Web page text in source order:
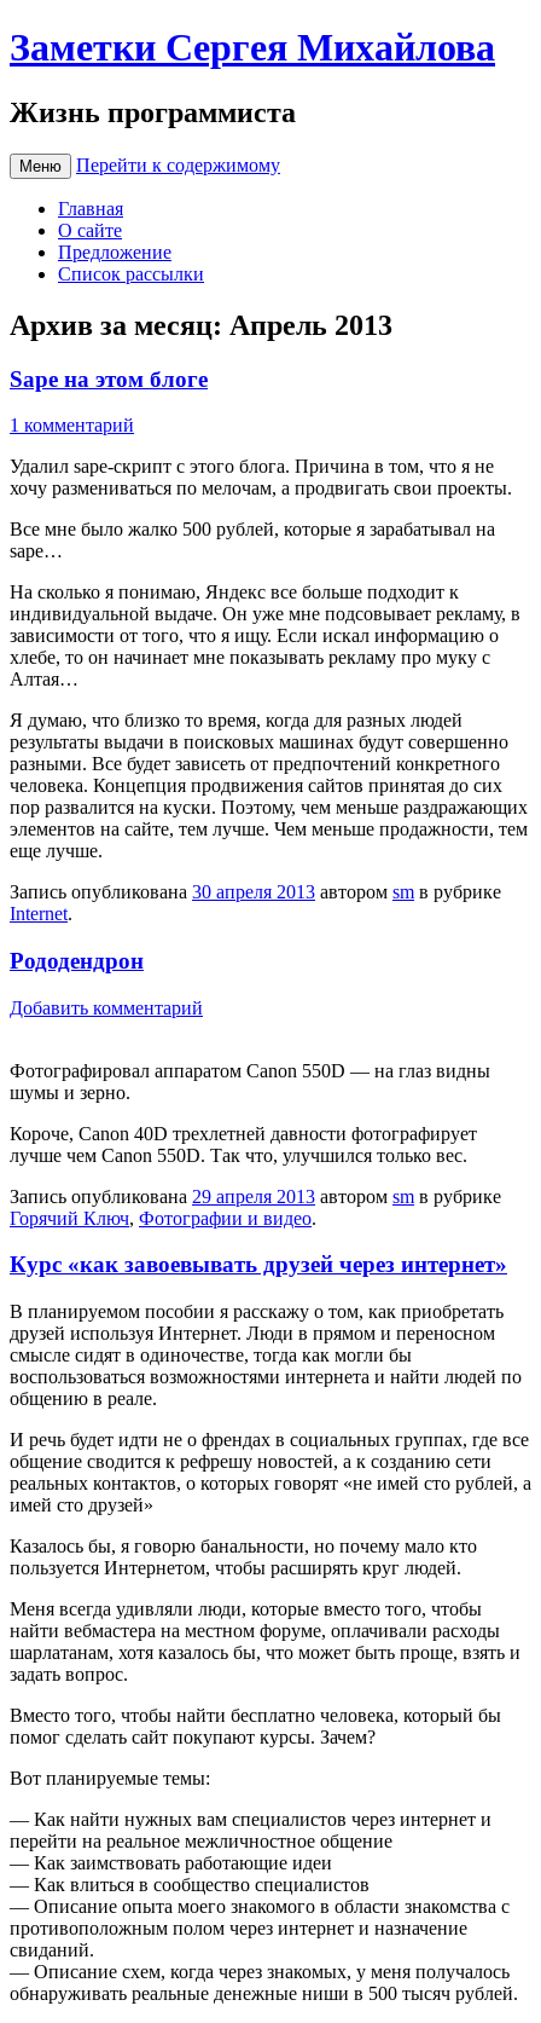
Заметки Сергея Михайлова
Жизнь программиста
Меню Перейти к содержимому
Главная
О сайте
Предложение
Список рассылки
Архив за месяц: Апрель 2013
Sape на этом блоге
1 комментарий
Удалил sape-скрипт с этого блога. Причина в том, что я не
хочу размениваться по мелочам, а продвигать свои проекты.
Все мне было жалко 500 рублей, которые я зарабатывал на
sape…
На сколько я понимаю, Яндекс все больше подходит к
индивидуальной выдаче. Он уже мне подсовывает рекламу, в
зависимости от того, что я ищу. Если искал информацию о
хлебе, то он начинает мне показывать рекламу про муку с
Алтая…
Я думаю, что близко то время, когда для разных людей
результаты выдачи в поисковых машинах будут совершенно
разными. Все будет зависеть от предпочтений конкретного
человека. Концепция продвижения сайтов принятая до сих
пор развалится на куски. Поэтому, чем меньше раздражающих
элементов на сайте, тем лучше. Чем меньше продажности, тем
еще лучше.
Запись опубликована 30 апреля 2013 автором sm в рубрике
Internet.
Рододендрон
Добавить комментарий
Фотографировал аппаратом Canon 550D — на глаз видны
шумы и зерно.
Короче, Canon 40D трехлетней давности фотографирует
лучше чем Canon 550D. Так что, улучшился только вес.
Запись опубликована 29 апреля 2013 автором sm в рубрике
Горячий Ключ, Фотографии и видео.
Курс «как завоевывать друзей через интернет»
В планируемом пособии я расскажу о том, как приобретать
друзей используя Интернет. Люди в прямом и переносном
смысле сидят в одиночестве, тогда как могли бы
воспользоваться возможностями интернета и найти людей по
общению в реале.
И речь будет идти не о френдах в социальных группах, где все
общение сводится к рефрешу новостей, а к созданию сети
реальных контактов, о которых говорят «не имей сто рублей, а
имей сто друзей»
Казалось бы, я говорю банальности, но почему мало кто
пользуется Интернетом, чтобы расширять круг людей.
Меня всегда удивляли люди, которые вместо того, чтобы
найти вебмастера на местном форуме, оплачивали расходы
шарлатанам, хотя казалось бы, что может быть проще, взять и
задать вопрос.
Вместо того, чтобы найти бесплатно человека, который бы
помог сделать сайт покупают курсы. Зачем?
Вот планируемые темы:
— Как найти нужных вам специалистов через интернет и
перейти на реальное межличностное общение
— Как заимствовать работающие идеи
— Как влиться в сообщество специалистов
— Описание опыта моего знакомого в области знакомства с
противоположным полом через интернет и назначение
свиданий.
— Описание схем, когда через знакомых, у меня получалось
обнаруживать реальные денежные ниши в 500 тысяч рублей.